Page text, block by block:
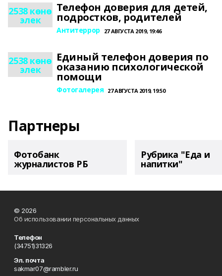
2538 көнө
элек
Телефон доверия для детей,
подростков, родителей
Антитеррор 27 АВГУСТА 2019, 19:46
2538 көнө
элек
Единый телефон доверия по
оказанию психологической
помощи
Фотогалерея 27 АВГУСТА 2019, 19:50
Партнеры
Фотобанк
журналистов РБ
Рубрика "Еда и
напитки"
© 2026
Об использовании персональных данных
Телефон
(34751)31326
Эл. почта
sakmar07@rambler.ru